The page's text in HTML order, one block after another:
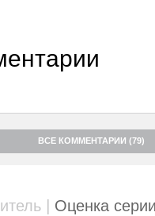
ВСЕ КОММЕНТАРИИ (79)
| Оценка